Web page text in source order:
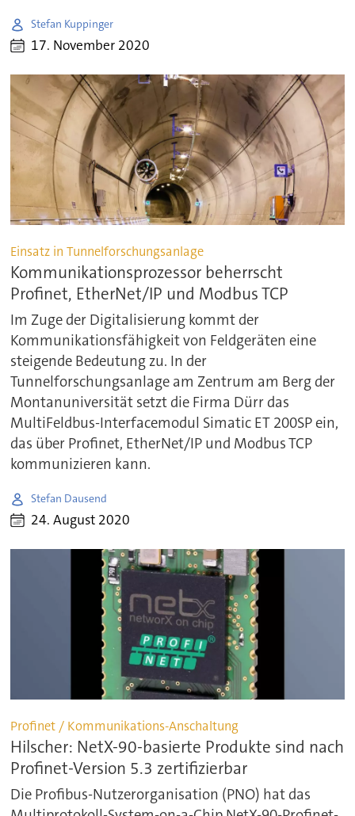
Stefan Kuppinger
17. November 2020
Einsatz in Tunnelforschungsanlage
Kommunikationsprozessor beherrscht
Profinet, EtherNet/IP und Modbus TCP
Im Zuge der Digitalisierung kommt der
Kommunikationsfähigkeit von Feldgeräten eine
steigende Bedeutung zu. In der
Tunnelforschungsanlage am Zentrum am Berg der
Montanuniversität setzt die Firma Dürr das
MultiFeldbus-Interfacemodul Simatic ET 200SP ein,
das über Profinet, EtherNet/IP und Modbus TCP
kommunizieren kann.
Stefan Dausend
24. August 2020
Profinet / Kommunikations-Anschaltung
Hilscher: NetX-90-basierte Produkte sind nach
Profinet-Version 5.3 zertifizierbar
Die Profibus-Nutzerorganisation (PNO) hat das